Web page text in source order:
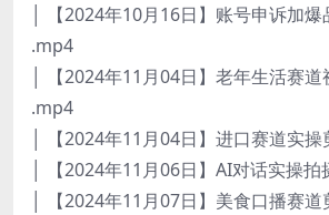
│ 【2024年10月16日】账号申诉加
.mp4
│ 【2024年11月04日】老年生活赛
.mp4
│ 【2024年11月04日】进口赛道实
│ 【2024年11月06日】AI对话实操
│ 【2024年11月07日】美食口播赛